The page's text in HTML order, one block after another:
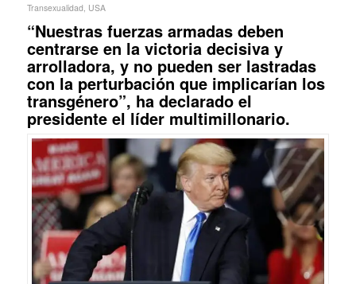
Transexualidad USA
“Nuestras fuerzas armadas deben
centrarse en la victoria decisiva y
arrolladora, y no pueden ser lastradas
con la perturbación que implicarían los
transgénero”, ha declarado el
presidente el líder multimillonario.